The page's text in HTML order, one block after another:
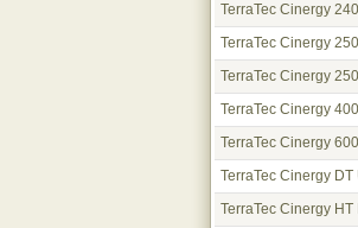
TerraTec Cinergy
TerraTec Cinergy 250
TerraTec Cinergy
TerraTec Cinergy
TerraTec Cinergy
TerraTec Cinergy
TerraTec Cinergy HT